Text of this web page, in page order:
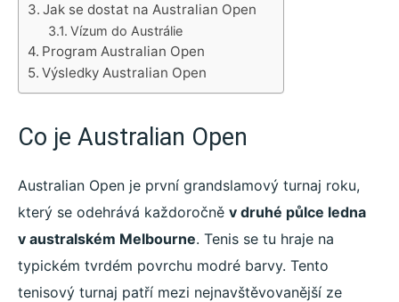
Jak se dostat na Australian Open
Vízum do Austrálie
Program Australian Open
Výsledky Australian Open
Co je Australian Open
Australian Open je první grandslamový turnaj roku,
který se odehrává každoročně v druhé půlce ledna
v australském Melbourne. Tenis se tu hraje na
typickém tvrdém povrchu modré barvy. Tento
tenisový turnaj patří mezi nejnavštěvovanější ze